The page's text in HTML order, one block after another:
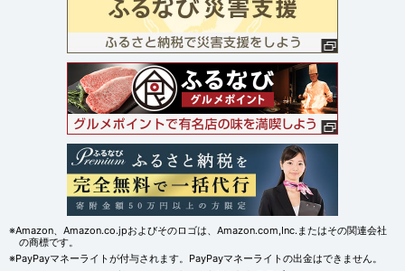
※Amazon、Amazon.co.jpおよびそのロゴは、Amazon.com,Inc.またはその関連会社
の商標です。
※PayPayマネーライトが付与されます。PayPayマネーライトの出金はできません。